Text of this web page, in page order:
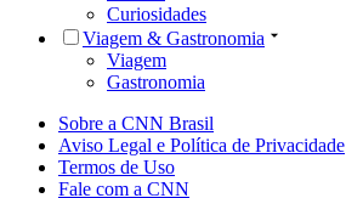
Curiosidades
Viagem & Gastronomia
Viagem
Gastronomia
Sobre a CNN Brasil
Aviso Legal e Política de Privacidade
Termos de Uso
Fale com a CNN